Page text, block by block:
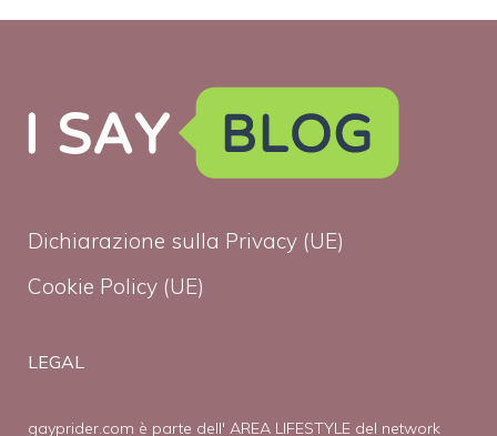
Dichiarazione sulla Privacy (UE)
Cookie Policy (UE)
LEGAL
gayprider.com è parte dell' AREA LIFESTYLE del network